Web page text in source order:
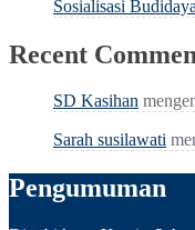
Sosialisasi
Recent
SD Kasihan
Sarah susilawati
Pengumuman